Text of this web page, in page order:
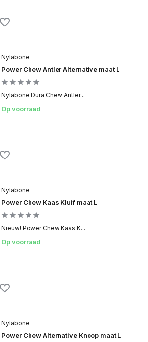
Nylabone
Power Chew Alternative Knoop maat L
Nylabone
Power Chew Kaas Kluif maat L
Nieuw! Power Chew Kaas K...
Op voorraad
Nylabone
Power Chew Antler Alternative maat L
Nylabone Dura Chew Antler...
Op voorraad